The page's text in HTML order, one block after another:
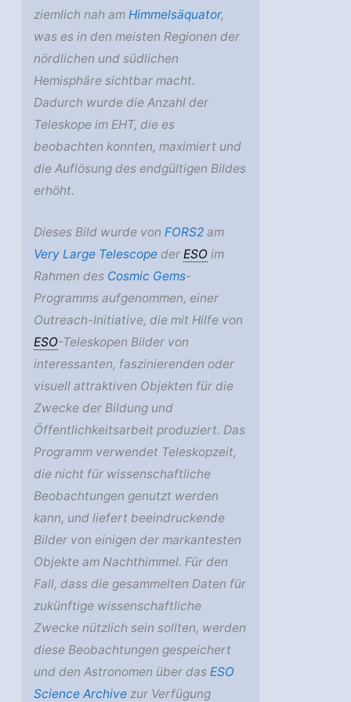
ziemlich nah amHimmelsäquator,
was es in den meisten Regionen der
nördlichen und südlichen
Hemisphäre sichtbar macht.
Dadurch wurde die Anzahl der
Teleskope im EHT, die es
beobachten konnten, maximiert und
die Auflösung des endgültigen Bildes
erhöht.
Dieses Bild wurde von FORS2 am
Very Large Telescope der ESO im
Rahmen des Cosmic Gems-
Programms aufgenommen, einer
Outreach-Initiative, die mit Hilfe von
ESO-Teleskopen Bilder von
interessanten, faszinierenden oder
visuell attraktiven Objekten für die
Zwecke der Bildung und
Öffentlichkeitsarbeit produziert. Das
Programm verwendet Teleskopzeit,
die nicht für wissenschaftliche
Beobachtungen genutzt werden
kann, und liefert beeindruckende
Bilder von einigen der markantesten
Objekte am Nachthimmel. Für den
Fall, dass die gesammelten Daten für
zukünftige wissenschaftliche
Zwecke nützlich sein sollten, werden
diese Beobachtungen gespeichert
und den Astronomen über das ESO
Science Archive zur Verfügung